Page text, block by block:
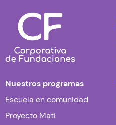
Nuestros programas
Escuela en comunidad
Proyecto Mati